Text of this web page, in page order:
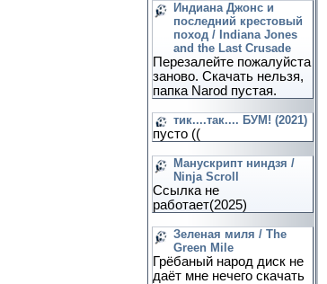
Индиана Джонс и
последний крестовый
поход / Indiana Jones
and the Last Crusade
Перезалейте пожалуйста
заново. Скачать нельзя,
папка Narod пустая.
тик....так.... БУМ! (2021)
пусто ((
Манускрипт ниндзя /
Ninja Scroll
Ссылка не
работает(2025)
Зеленая миля / The
Green Mile
Грёбаный народ диск не
даёт мне нечего скачать